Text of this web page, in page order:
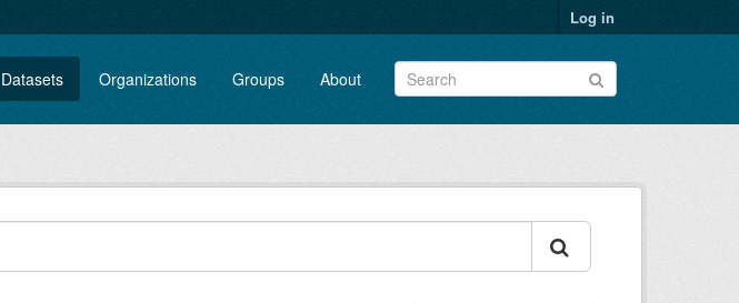
Log in
Datasets Organizations Groups About